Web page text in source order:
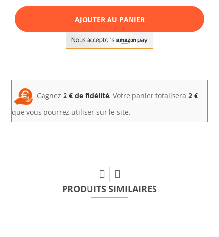
AJOUTER AU PANIER
Gagnez 2 € de fidélité. Votre panier totalisera 2 €
que vous pourrez utiliser sur le site.
PRODUITS SIMILAIRES